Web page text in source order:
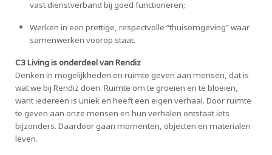
vast dienstverband bij goed functioneren;
Werken in een prettige, respectvolle “thuisomgeving” waar
samenwerken voorop staat.
C3 Living is onderdeel van Rendiz
Denken in mogelijkheden en ruimte geven aan mensen, dat is
wat we bij Rendiz doen. Ruimte om te groeien en te bloeien,
want iedereen is uniek en heeft een eigen verhaal. Door ruimte
te geven aan onze mensen en hun verhalen ontstaat iets
bijzonders. Daardoor gaan momenten, objecten en materialen
leven.